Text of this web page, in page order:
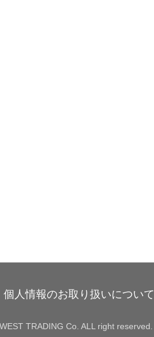
個人情報のお取り扱いについて
TRADING Co. ALL right reserved.